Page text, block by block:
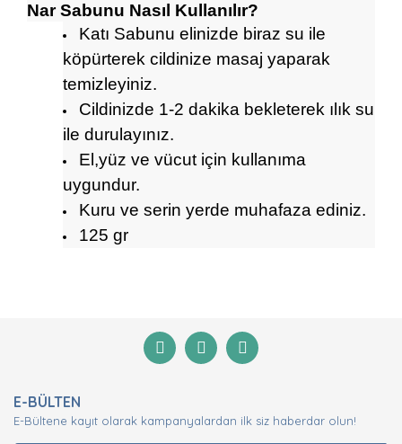
Nar Sabunu Nasıl Kullanılır?
Katı Sabunu elinizde biraz su ile
köpürterek cildinize masaj yaparak
temizleyiniz.
Cildinizde 1-2 dakika bekleterek ılık su
ile durulayınız.
El,yüz ve vücut için kullanıma
uygundur.
Kuru ve serin yerde muhafaza ediniz.
125 gr
Yorum Yaz
Görüş ve önerileriniz için teşekkür ederiz.
Ürün açıklamasında eksik bilgiler bulunuyor.
Ürün bilgilerinde hatalar bulunuyor.
E-BÜLTEN
E-Bültene kayıt olarak kampanyalardan ilk siz haberdar olun!